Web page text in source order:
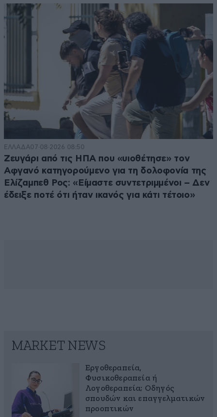
ΕΛΛΑΔΑ07·08·2026 08:50
Ζευγάρι από τις ΗΠΑ που «υιοθέτησε» τον
Αφγανό κατηγορούμενο για τη δολοφονία της
Ελίζαμπεθ Ρος: «Είμαστε συντετριμμένοι – Δεν
έδειξε ποτέ ότι ήταν ικανός για κάτι τέτοιο»
MARKET NEWS
Εργοθεραπεία,
Φυσικοθεραπεία ή
Λογοθεραπεία; Οδηγός
σπουδών και επαγγελματικών
προοπτικών